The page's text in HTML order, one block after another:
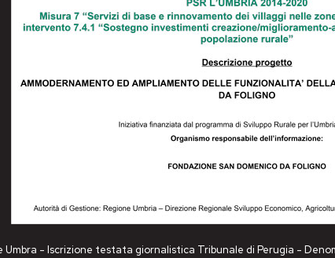
- Iscrizione testata giornalistica Tribunale di Perugia -